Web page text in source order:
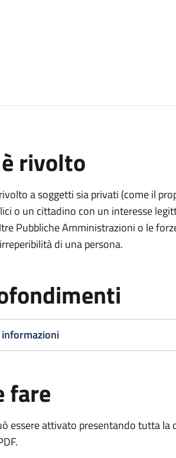
rivolto
a soggetti sia privati (come il
o un cittadino con un interesse
Pubbliche Amministrazioni o le
di una persona.
fare
essere attivato presentando tutta